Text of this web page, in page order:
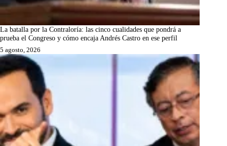
La batalla por la Contraloría: las cinco cualidades que pondrá a
prueba el Congreso y cómo encaja Andrés Castro en ese perfil
5 agosto, 2026